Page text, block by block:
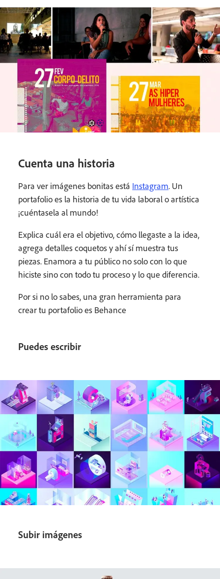
Cuenta una historia
Para ver imágenes bonitas está Instagram. Un
portafolio es la historia de tu vida laboral o artística
¡cuéntasela al mundo!
Explica cuál era el objetivo, cómo llegaste a la idea,
agrega detalles coquetos y ahí sí muestra tus
piezas. Enamora a tu público no solo con lo que
hiciste sino con todo tu proceso y lo que diferencia.
Por si no lo sabes, una gran herramienta para
crear tu portafolio es Behance
Puedes escribir
Subir imágenes